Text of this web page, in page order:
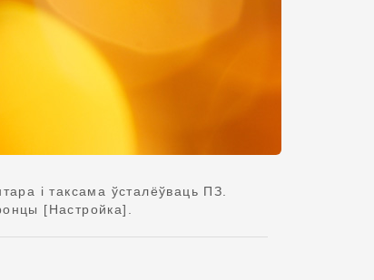
і таксама ўсталёўваць ПЗ.
[Настройка].